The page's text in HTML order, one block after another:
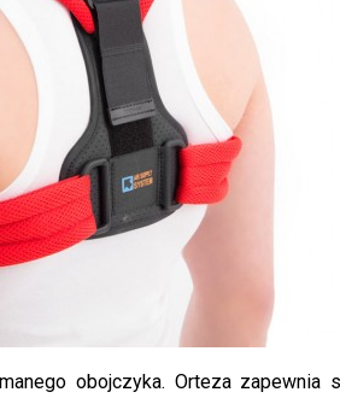
obojczyka. Orteza zapewnia